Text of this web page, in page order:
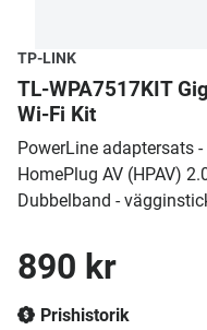
TP-LINK
TL-WPA7517KIT
Wi-Fi Kit
PowerLine adaptersats -
HomePlug AV (HPAV)
Dubbelband -
890 kr
Prishistorik